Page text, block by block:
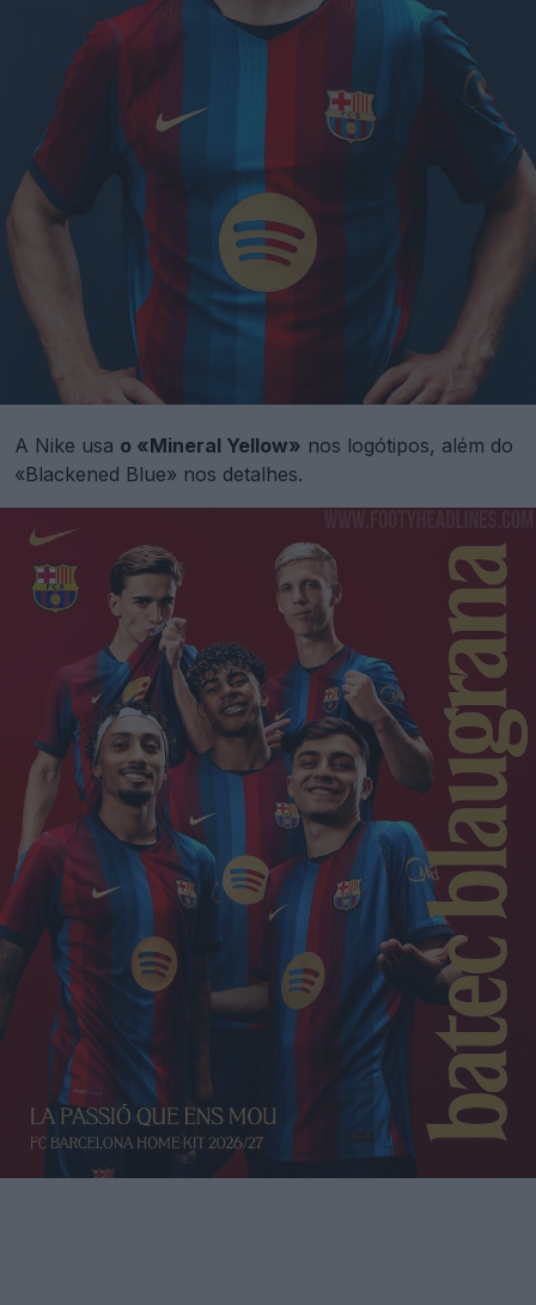
A Nike usa o «Mineral Yellow» nos logótipos, além do
«Blackened Blue» nos detalhes.